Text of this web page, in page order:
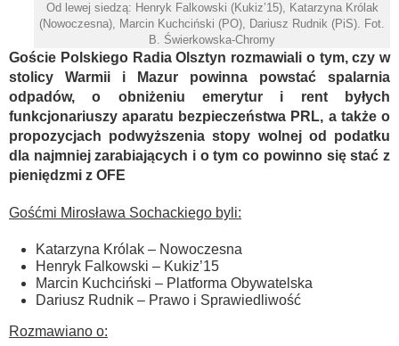
Od lewej siedzą: Henryk Falkowski (Kukiz’15), Katarzyna Królak
(Nowoczesna), Marcin Kuchciński (PO), Dariusz Rudnik (PiS). Fot.
B. Świerkowska-Chromy
Goście Polskiego Radia Olsztyn rozmawiali o tym, czy w
stolicy Warmii i Mazur powinna powstać spalarnia
odpadów, o obniżeniu emerytur i rent byłych
funkcjonariuszy aparatu bezpieczeństwa PRL, a także o
propozycjach podwyższenia stopy wolnej od podatku
dla najmniej zarabiających i o tym co powinno się stać z
pieniędzmi z OFE
Gośćmi Mirosława Sochackiego byli:
Katarzyna Królak – Nowoczesna
Henryk Falkowski – Kukiz’15
Marcin Kuchciński – Platforma Obywatelska
Dariusz Rudnik – Prawo i Sprawiedliwość
Rozmawiano o: